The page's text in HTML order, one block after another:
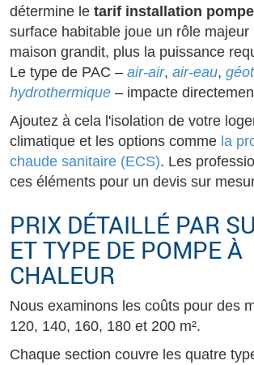
détermine le tarif installation
surface habitable joue un rôle majeur
maison grandit, plus la puissance
Le type de PAC – air-air, air-eau,
hydrothermique – impacte
Ajoutez à cela l'isolation de votre
climatique et les options comme la
chaude sanitaire (ECS). Les
ces éléments pour un devis sur
PRIX DÉTAILLÉ PAR
ET TYPE DE POMPE À
CHALEUR
Nous examinons les coûts pour des
120, 140, 160, 180 et 200 m².
Chaque section couvre les quatre